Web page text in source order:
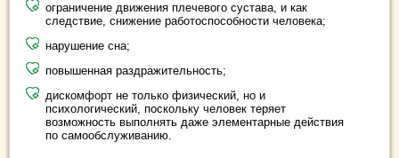
ограничение движения плечевого сустава, и как
следствие, снижение работоспособности человека;
нарушение сна;
повышенная раздражительность;
дискомфорт не только физический, но и
психологический, поскольку человек теряет
возможность выполнять даже элементарные действия
по самообслуживанию.